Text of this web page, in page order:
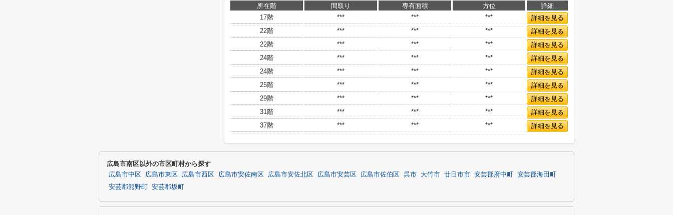
所在階 間取り 専有面積 方位
詳細
17階
*** *** ***
詳細を見る
22階
*** *** ***
詳細を見る
22階
*** *** ***
詳細を見る
24階
*** *** ***
詳細を見る
24階
*** *** ***
詳細を見る
25階
*** *** ***
詳細を見る
29階
*** *** ***
詳細を見る
31階
*** *** ***
詳細を見る
37階
*** *** *** 詳細を見る
広島市南区以外の市区町村から探す
広島市中区 広島市東区 広島市西区 広島市安佐南区 広島市安佐北区 広島市安芸区 広島市佐伯区 呉市 大竹市 廿日市市 安芸郡府中町
安芸郡海田町
安芸郡熊野町
安芸郡坂町